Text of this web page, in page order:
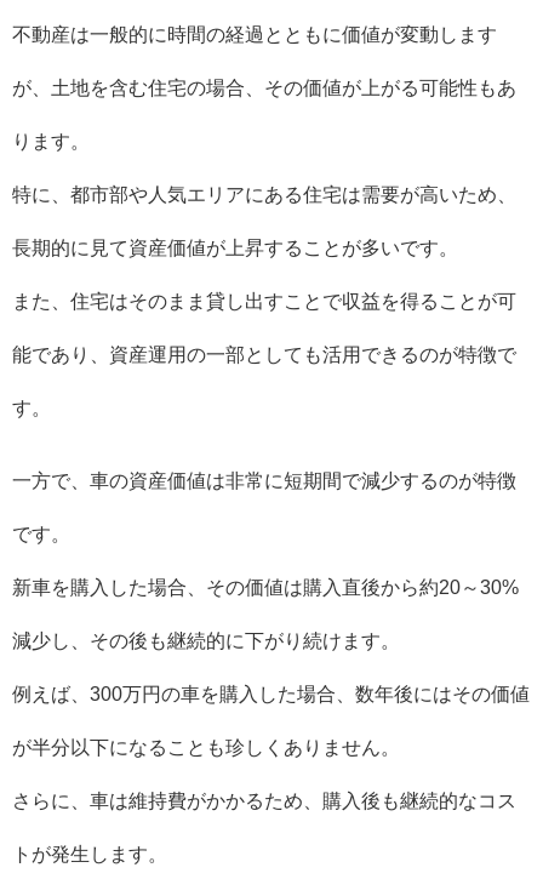
不動産は一般的に時間の経過とともに価値が変動します
が、土地を含む住宅の場合、その価値が上がる可能性もあ
ります。
特に、都市部や人気エリアにある住宅は需要が高いため、
長期的に見て資産価値が上昇することが多いです。
また、住宅はそのまま貸し出すことで収益を得ることが可
能であり、資産運用の一部としても活用できるのが特徴で
す。
一方で、車の資産価値は非常に短期間で減少するのが特徴
です。
新車を購入した場合、その価値は購入直後から約20～30%
減少し、その後も継続的に下がり続けます。
例えば、300万円の車を購入した場合、数年後にはその価値
が半分以下になることも珍しくありません。
さらに、車は維持費がかかるため、購入後も継続的なコス
トが発生します。